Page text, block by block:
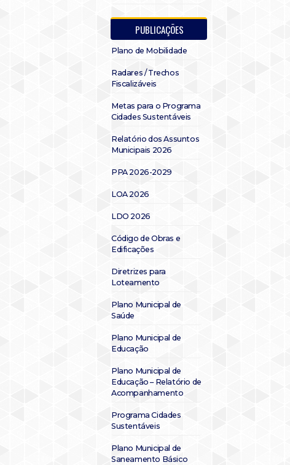
PUBLICAÇÕES
Plano de Mobilidade
Radares / Trechos
Fiscalizáveis
Metas para o Programa
Cidades Sustentáveis
Relatório dos Assuntos
Municipais 2026
PPA 2026-2029
LOA 2026
LDO 2026
Código de Obras e
Edificações
Diretrizes para
Loteamento
Plano Municipal de
Saúde
Plano Municipal de
Educação
Plano Municipal de
Educação – Relatório de
Acompanhamento
Programa Cidades
Sustentáveis
Plano Municipal de
Saneamento Básico